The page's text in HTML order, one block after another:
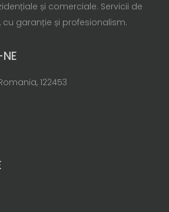
și comerciale. Servicii de
cu garanție și profesionalism.
122453